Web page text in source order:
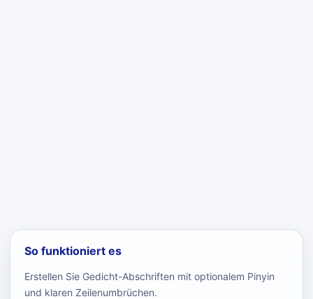
So funktioniert es
Erstellen Sie Gedicht-Abschriften mit optionalem Pinyin
und klaren Zeilenumbrüchen.